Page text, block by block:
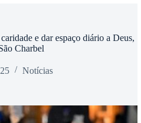
e dar espaço diário a Deus,
Charbel
Notícias